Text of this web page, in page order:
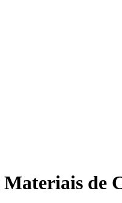
Materiais de